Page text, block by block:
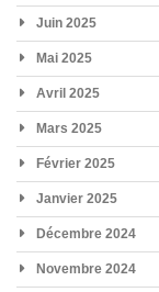
Juin 2025
Mai 2025
Avril 2025
Mars 2025
Février 2025
Janvier 2025
Décembre 2024
Novembre 2024